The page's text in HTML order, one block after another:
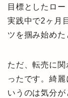
目標としたロ
実践中で2ヶ月
ツを掴み始めた
ただ、転売に
ったです。綺
いうのは気分